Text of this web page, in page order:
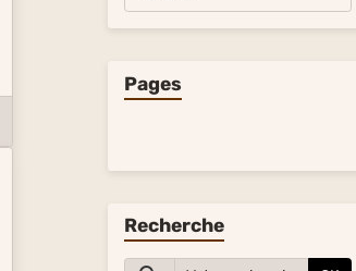
Pages
Recherche